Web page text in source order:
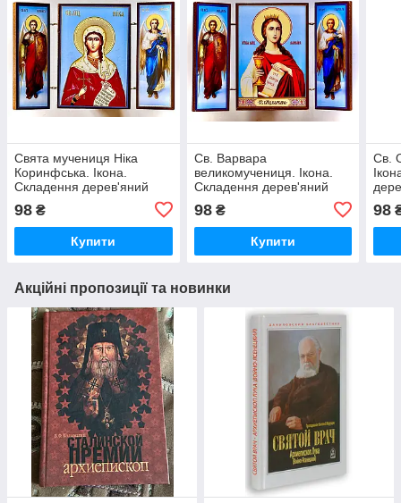
Свята мучениця Ніка
Коринфська. Ікона.
Складення дерев'яний
98 ₴
Купити
Св. Варвара
великомучениця. Ікона.
Складення дерев'яний
98₴
Купити
Св.
98
Акційні пропозиції та новинки